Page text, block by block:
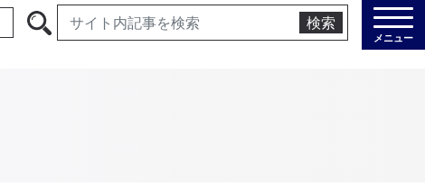
検索
メニュー